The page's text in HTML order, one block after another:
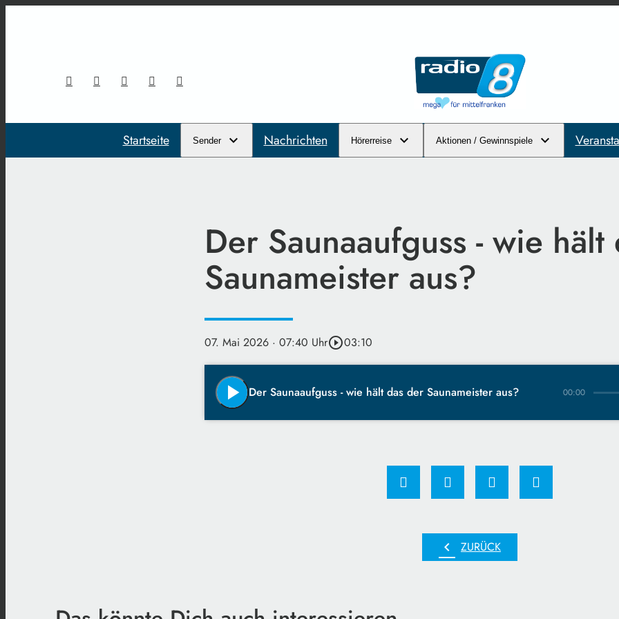
Startseite Sender Nachrichten Hörerreise Aktionen / Gewinnspiele
Der Saunaaufguss - wie
Saunameister aus?
07. Mai 2026 · 07:40 Uhrplay_circle_outline03:10
play_arrow Der Saunaaufguss - wie hält das der Saunameister aus? 00:00
chevron_left ZURÜCK